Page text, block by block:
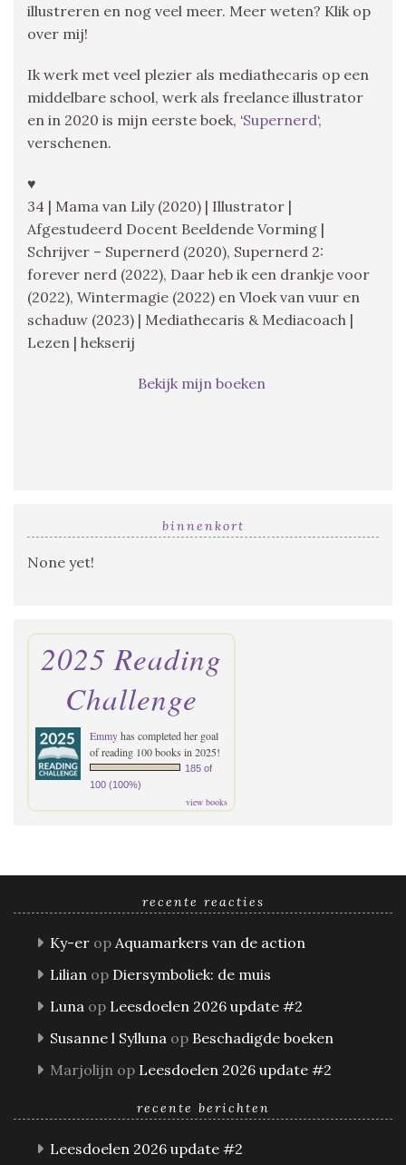
illustreren en nog veel meer. Meer weten? Klik op
over mij!
Ik werk met veel plezier als mediathecaris op een
middelbare school, werk als freelance illustrator
en in 2020 is mijn eerste boek, ‘Supernerd‘,
verschenen.
♥
34 | Mama van Lily (2020) | Illustrator |
Afgestudeerd Docent Beeldende Vorming |
Schrijver – Supernerd (2020), Supernerd 2:
forever nerd (2022), Daar heb ik een drankje voor
(2022), Wintermagie (2022) en Vloek van vuur en
schaduw (2023) | Mediathecaris & Mediacoach |
Lezen | hekserij
Bekijk mijn boeken
binnenkort
None yet!
2025 Reading
Challenge
Emmyhas completed her goal
of reading 100 books in 2025!
185 of
100 (100%)
view books
recente reacties
Ky-er op Aquamarkers van de action
Lilian op Diersymboliek: de muis
Luna op Leesdoelen 2026 update #2
Susanne l Sylluna op Beschadigde boeken
Marjolijn op Leesdoelen 2026 update #2
recente berichten
Leesdoelen 2026 update #2